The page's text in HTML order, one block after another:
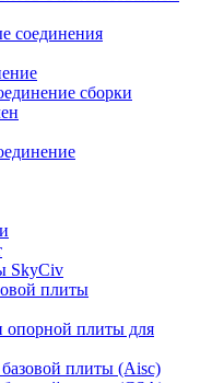
соединения
сборки
SkyCiv
плиты
плиты для
плиты (Aisc)